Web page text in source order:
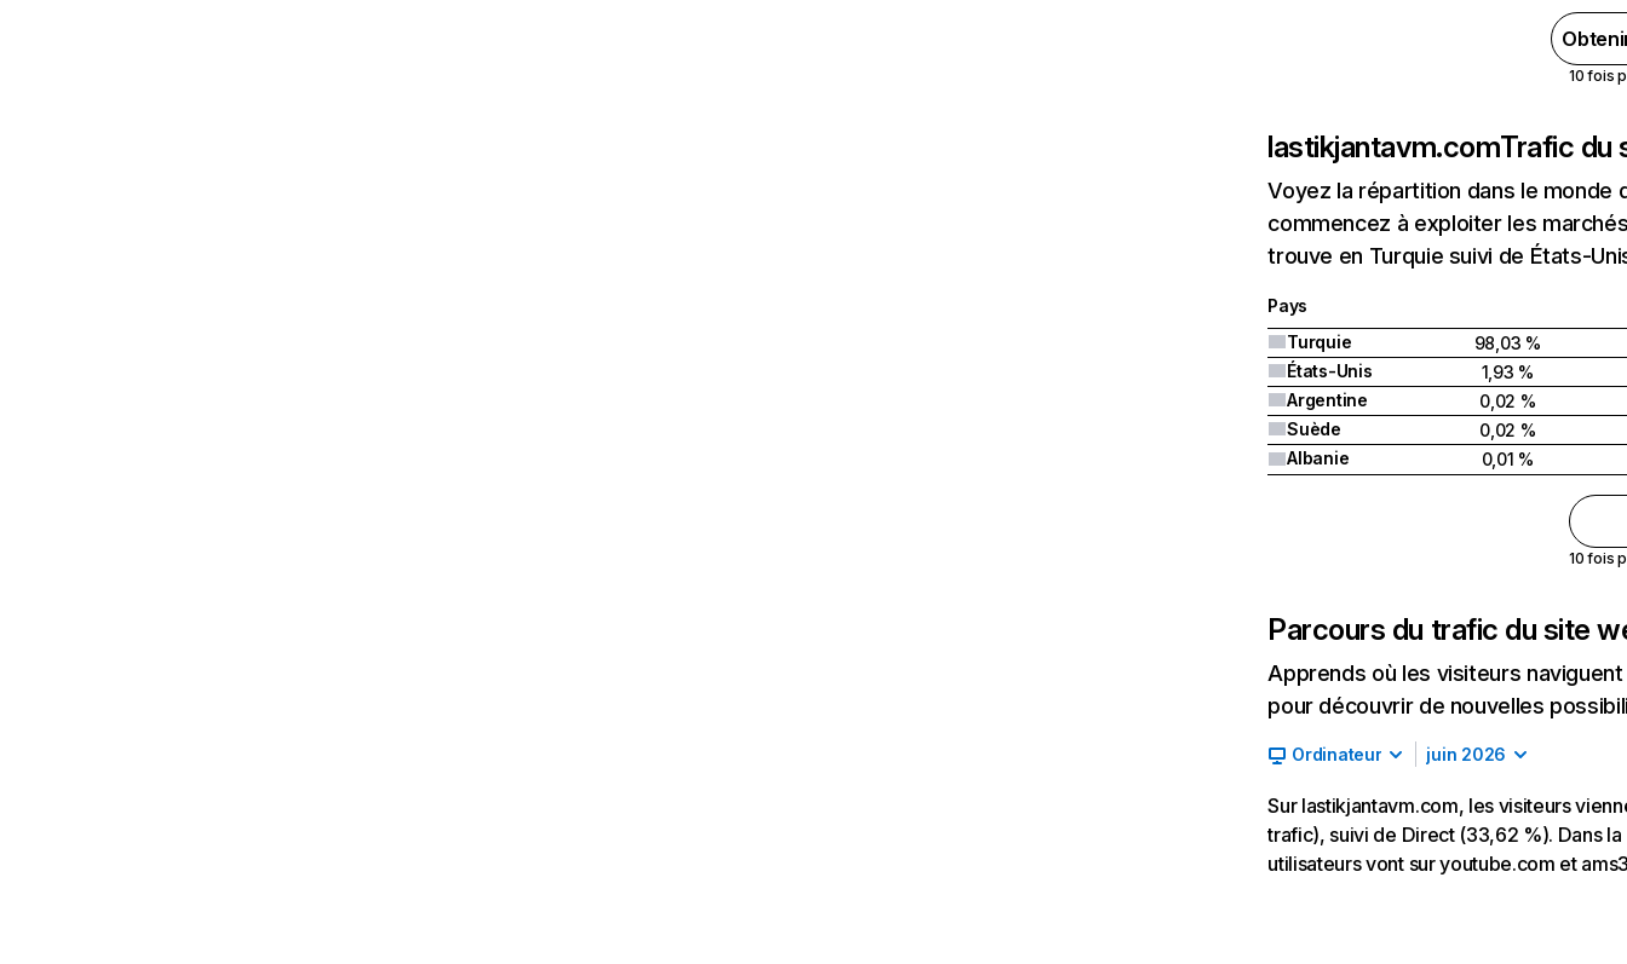
10 fois
lastikjantavm.comTrafic du
Voyez la répartition dans le
commencez à exploiter les
trouve en Turquie suivi de États-
Pays
Turquie
98,03 %
États-Unis
1,93 %
Argentine
0,02 %
Suède
0,02 %
Albanie
0,01 %
10 fois
Parcours du trafic du site
Apprends où les visiteurs
pour découvrir de nouvelles
Ordinateur juin 2026
Sur lastikjantavm.com, les visiteurs
trafic), suivi de Direct (33,62 %). Dans
utilisateurs vont sur youtube.com et